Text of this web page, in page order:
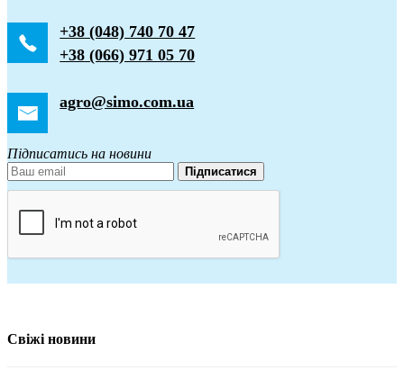
+38 (048) 740 70 47
+38 (066) 971 05 70
agro@simo.com.ua
Підписатись на новини
Підписатися
Свіжі новини